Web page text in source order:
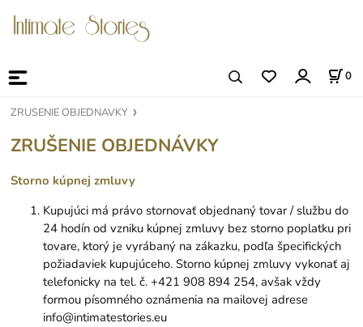
0
ZRUSENIE OBJEDNAVKY
ZRUŠENIE OBJEDNÁVKY
Storno kúpnej zmluvy
Kupujúci má právo stornovať objednaný tovar / službu do
24 hodín od vzniku kúpnej zmluvy bez storno poplatku pri
tovare, ktorý je vyrábaný na zákazku, podľa špecifických
požiadaviek kupujúceho. Storno kúpnej zmluvy vykonať aj
telefonicky na tel. č. +421 908 894 254, avšak vždy
formou písomného oznámenia na mailovej adrese
info@intimatestories.eu